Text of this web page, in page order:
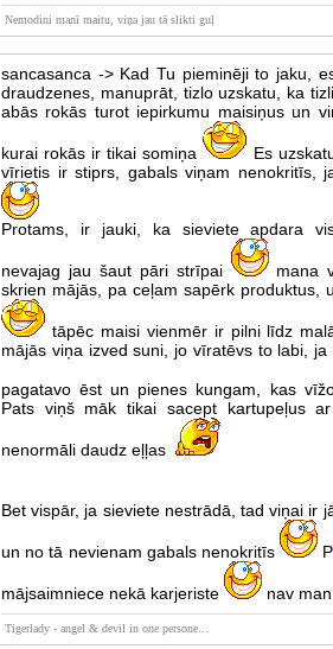
Nemodini manī maitu, viņa jau tā slikti guļ
sancasanca -> Kad Tu pieminēji to jaku,
draudzenes, manuprāt, tizlo uzskatu, ka
abās rokās turot iepirkumu maisiņus un
kurai rokās ir tikai somiņa
Es
vīrietis ir stiprs, gabals viņam nenokritīs,
Protams, ir jauki, ka sieviete apdara
nevajag jau šaut pāri strīpai
mana
skrien mājās, pa ceļam sapērk produktus,
tāpēc maisi vienmēr ir pilni līdz
mājās viņa izved suni, jo vīratēvs to labi,
pagatavo ēst un pienes kungam, kas
Pats viņš māk tikai sacept kartupeļus
nenormāli daudz eļļas
Bet vispār, ja sieviete nestrādā, tad viņai ir
un no tā nevienam gabals nenokritīs
mājsaimniece nekā karjeriste nav
Tigerlady - angel & devil in one persone...